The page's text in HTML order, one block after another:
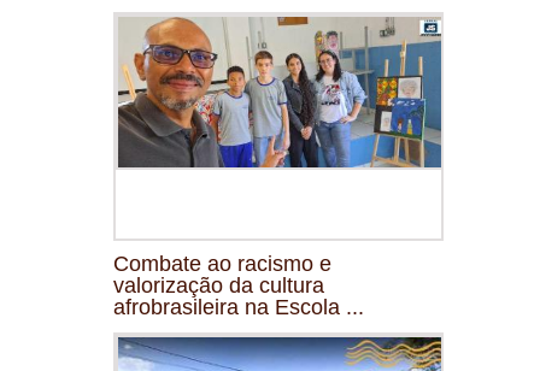
Combate ao racismo e
valorização da cultura
afrobrasileira na Escola ...